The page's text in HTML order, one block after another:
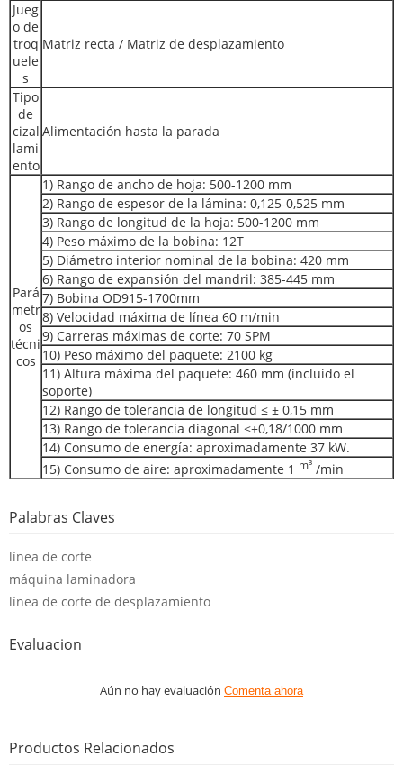
Jueg
o de
troq
uele
s
Matriz recta / Matriz de desplazamiento
Tipo
de
cizal
lami
ento
Alimentación hasta la parada
Pará
metr
os
técni
cos
1) Rango de ancho de hoja: 500-1200 mm
2) Rango de espesor de la lámina: 0,125-0,525 mm
3) Rango de longitud de la hoja: 500-1200 mm
4) Peso máximo de la bobina: 12T
5) Diámetro interior nominal de la bobina: 420 mm
6) Rango de expansión del mandril: 385-445 mm
7) Bobina OD915-1700mm
8) Velocidad máxima de línea 60 m/min
9) Carreras máximas de corte: 70 SPM
10) Peso máximo del paquete: 2100 kg
11) Altura máxima del paquete: 460 mm (incluido el
soporte)
12) Rango de tolerancia de longitud ≤ ± 0,15 mm
13) Rango de tolerancia diagonal ≤±0,18/1000 mm
14) Consumo de energía: aproximadamente 37 kW.
15) Consumo de aire: aproximadamente 1 m³ /min
Palabras Claves
línea de corte
máquina laminadora
línea de corte de desplazamiento
Evaluacion
Aún no hay evaluación Comenta ahora
Productos Relacionados